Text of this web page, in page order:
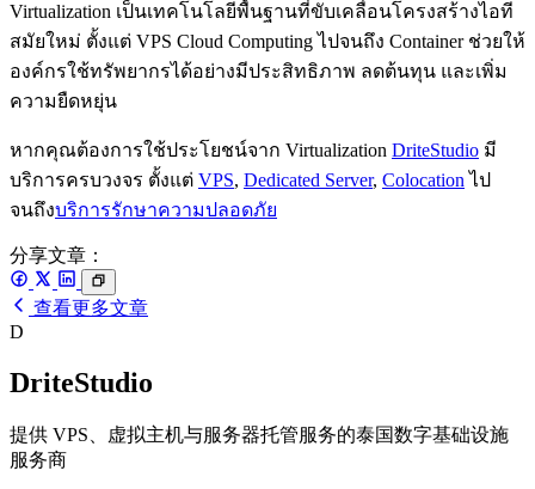
Virtualization เป็นเทคโนโลยีพื้นฐานที่ขับเคลื่อนโครงสร้างไอที
สมัยใหม่ ตั้งแต่ VPS Cloud Computing ไปจนถึง Container ช่วยให้
องค์กรใช้ทรัพยากรได้อย่างมีประสิทธิภาพ ลดต้นทุน และเพิ่ม
ความยืดหยุ่น
หากคุณต้องการใช้ประโยชน์จาก Virtualization DriteStudio มี
บริการครบวงจร ตั้งแต่ VPS, Dedicated Server, Colocation ไป
จนถึงบริการรักษาความปลอดภัย
分享文章：
查看更多文章
D
DriteStudio
提供 VPS、虚拟主机与服务器托管服务的泰国数字基础设施
服务商